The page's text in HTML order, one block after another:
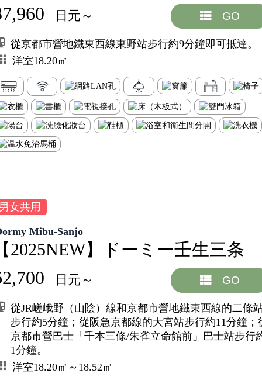
日元～ GO
從京都市營地鐵東西線東野站步行約9分鐘即可抵達。
洋室18.20㎡
女共用
Mibu-Sanjo
2025NEW】ドーミー壬生三条
日元～ GO
從JR嵯峨野（山陰）線和京都市營地鐵東西線的二條
步行約5分鐘；從阪急京都線的大宮站步行約11分鐘；
京都市營巴士「千本三條/朱雀立命館前」巴士站步行
1分鐘。
洋室18.20㎡～18.52㎡